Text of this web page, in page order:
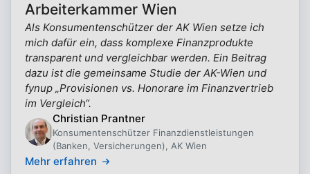
Arbeiterkammer Wien
Als Konsumentenschützer der AK Wien setze ich
mich dafür ein, dass komplexe Finanzprodukte
transparent und vergleichbar werden. Ein Beitrag
dazu ist die gemeinsame Studie der AK-Wien und
fynup „Provisionen vs. Honorare im Finanzvertrieb
im Vergleich“.
Christian Prantner
Konsumentenschützer Finanzdienstleistungen
(Banken, Versicherungen), AK Wien
Mehr erfahren